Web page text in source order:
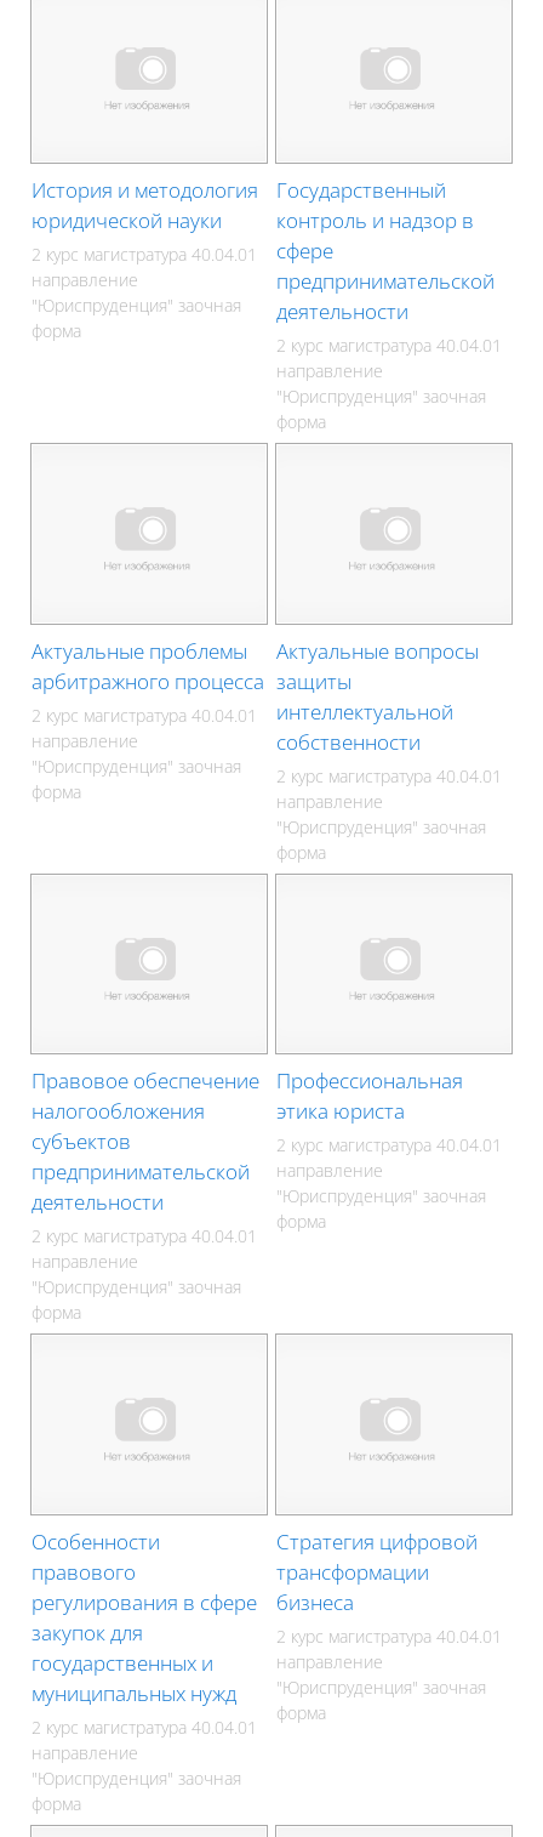
История и методология
юридической науки
2 курс магистратура 40.04.01
направление
"Юриспруденция" заочная
форма
Государственный
контроль и надзор в
сфере
предпринимательской
деятельности
2 курс магистратура 40.04.01
направление
"Юриспруденция" заочная
форма
Актуальные проблемы
арбитражного процесса
2 курс магистратура 40.04.01
направление
"Юриспруденция" заочная
форма
Актуальные вопросы
защиты
интеллектуальной
собственности
2 курс магистратура 40.04.01
направление
"Юриспруденция" заочная
форма
Правовое обеспечение
налогообложения
субъектов
предпринимательской
деятельности
2 курс магистратура 40.04.01
направление
"Юриспруденция" заочная
форма
Профессиональная
этика юриста
2 курс магистратура 40.04.01
направление
"Юриспруденция" заочная
форма
Особенности
правового
регулирования в сфере
закупок для
государственных и
муниципальных нужд
2 курс магистратура 40.04.01
направление
"Юриспруденция" заочная
форма
Стратегия цифровой
трансформации
бизнеса
2 курс магистратура 40.04.01
направление
"Юриспруденция" заочная
форма